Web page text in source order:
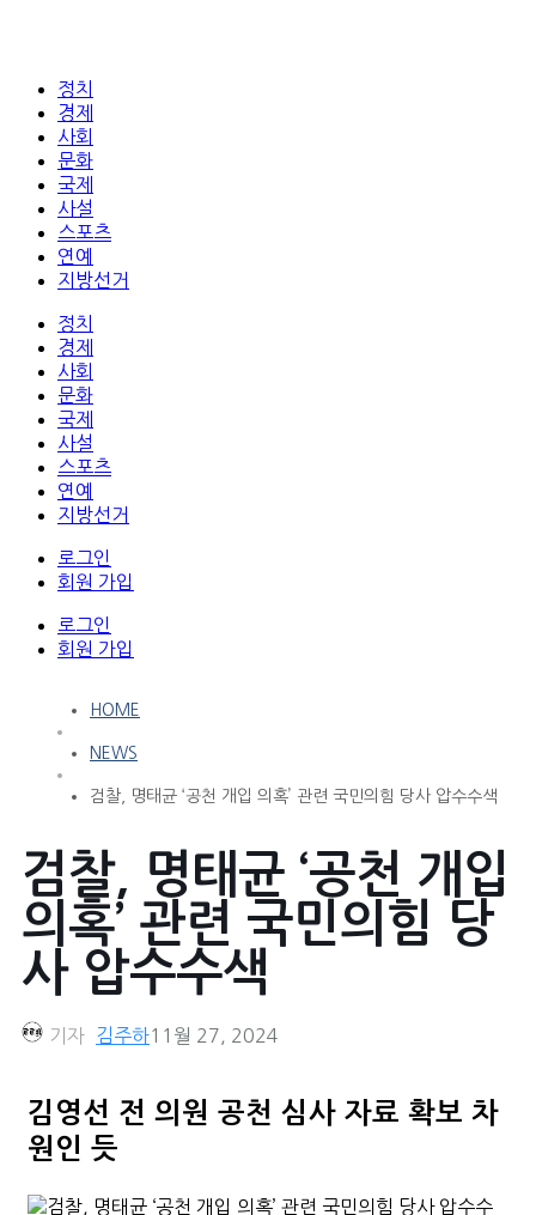
정치
경제
사회
문화
국제
사설
스포츠
연예
지방선거
정치
경제
사회
문화
국제
사설
스포츠
연예
지방선거
로그인
회원 가입
로그인
회원 가입
HOME
NEWS
검찰, 명태균 ‘공천 개입 의혹’ 관련 국민의힘 당사 압수수색
검찰, 명태균 ‘공천 개입
의혹’ 관련 국민의힘 당
사 압수수색
기자 김주하11월 27, 2024
김영선 전 의원 공천 심사 자료 확보 차
원인 듯